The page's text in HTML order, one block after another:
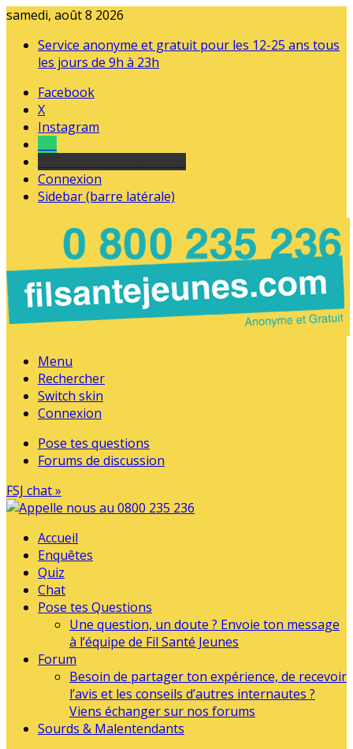
samedi, août 8 2026
Service anonyme et gratuit pour les 12-25 ans tous
les jours de 9h à 23h
Facebook
X
Instagram
Connexion
Sidebar (barre latérale)
Menu
Rechercher
Switch skin
Connexion
Pose tes questions
Forums de discussion
FSJ chat »
Accueil
Enquêtes
Quiz
Chat
Pose tes Questions
Une question, un doute ? Envoie ton message
à l’équipe de Fil Santé Jeunes
Forum
Besoin de partager ton expérience, de recevoir
l’avis et les conseils d’autres internautes ?
Viens échanger sur nos forums
Sourds & Malentendants